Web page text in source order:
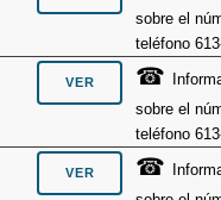
sobre el
teléfono
☎
sobre el
teléfono
☎